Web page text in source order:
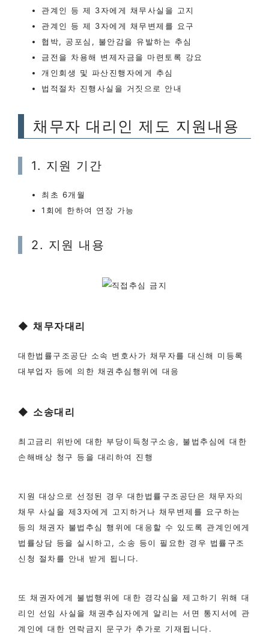
관계인 등 제 3자에게 채무사실을 고지
관계인 등 제 3자에게 채무변제를 요구
협박, 공포심, 불안감을 유발하는 추심
금전을 차용해 변제자금을 마련토록 강요
개인회생 및 파산진행자에게 추심
법적절차 진행사실을 거짓으로 안내
채무자 대리인 제도 지원내용
1. 지원 기간
최초 6개월
1회에 한하여 연장 가능
2. 지원 내용
◆ 채무자대리
대한법률구조공단 소속 변호사가 채무자를 대신해 미등록
대부업자 등에 의한 채권추심행위에 대응
◆ 소송대리
최고금리 위반에 대한 부당이득청구소송, 불법추심에 대한
손해배상 청구 등을 대리하여 진행
지원 대상으로 선정된 경우 대한법률구조공단은 채무자의
채무 사실을 제3자에게 고지하거나 채무변제를 요구하는
등의 채권자 불법추심 행위에 대응할 수 있도록 관계인에게
법률상담 등을 실시하고, 소송 등이 필요한 경우 법률구조
신청 절차를 안내 받게 됩니다.
또 채권자에게 불법행위에 대한 경각심을 제고하기 위해 대
리인 선임 사실을 채권추심자에게 알리는 서면 통지서에 관
계인에 대한 연락금지 문구가 추가로 기재됩니다.